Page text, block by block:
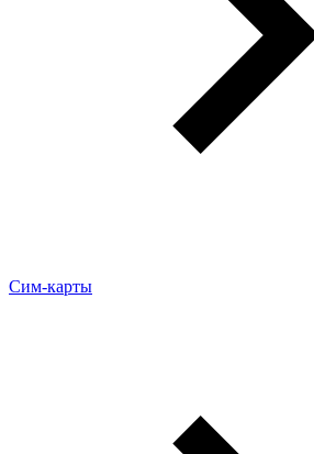
Сим-карты